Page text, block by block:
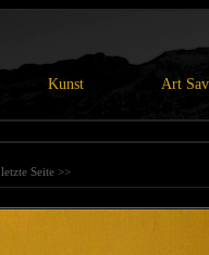
Kunst Art
letzte Seite >>